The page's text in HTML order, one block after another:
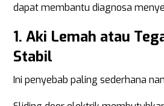
dapat membantu diagnosa
1. Aki Lemah atau
Stabil
Ini penyebab paling sederhana